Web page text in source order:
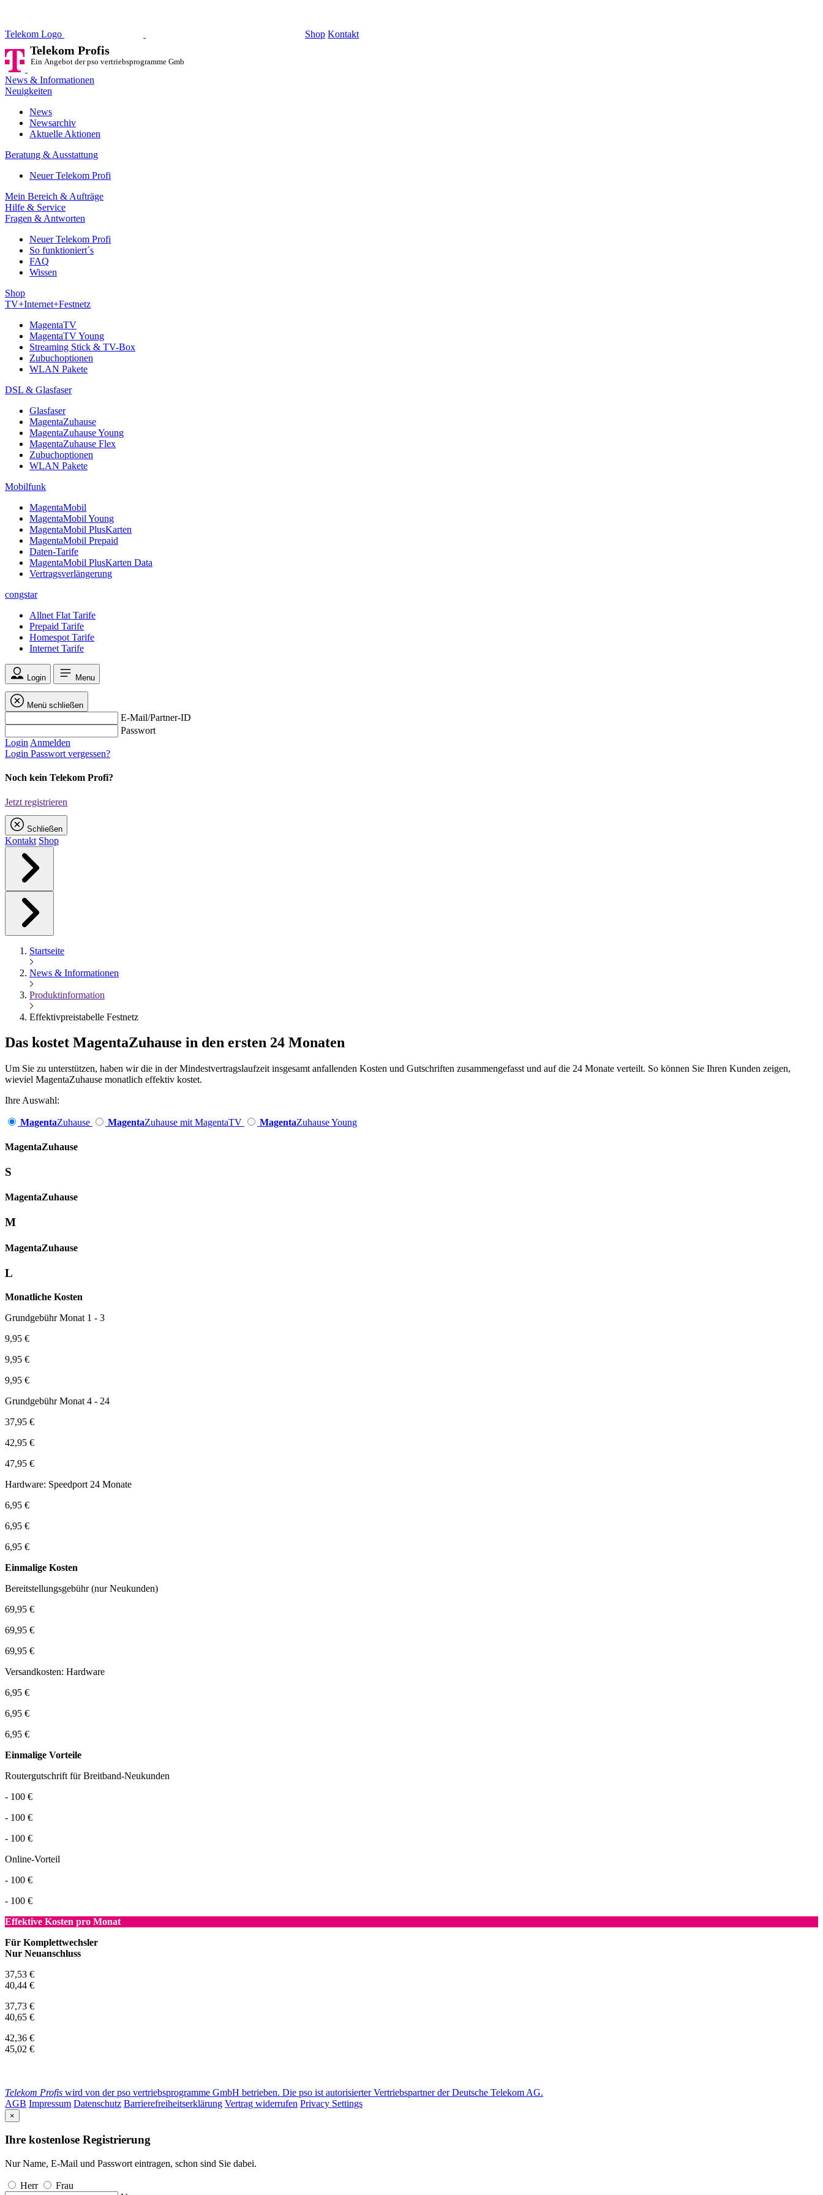
Telekom Logo Shop Kontakt
Telekom Profis
Ein Angebot der pso vertriebsprogramme GmbH
News & Informationen
Neuigkeiten
News
Newsarchiv
Aktuelle Aktionen
Beratung & Ausstattung
Neuer Telekom Profi
Mein Bereich & Aufträge
Hilfe & Service
Fragen & Antworten
Neuer Telekom Profi
So funktioniert´s
FAQ
Wissen
Shop
TV+Internet+Festnetz
MagentaTV
MagentaTV Young
Streaming Stick & TV-Box
Zubuchoptionen
WLAN Pakete
DSL & Glasfaser
Glasfaser
MagentaZuhause
MagentaZuhause Young
MagentaZuhause Flex
Zubuchoptionen
WLAN Pakete
Mobilfunk
MagentaMobil
MagentaMobil Young
MagentaMobil PlusKarten
MagentaMobil Prepaid
Daten-Tarife
MagentaMobil PlusKarten Data
Vertragsverlängerung
congstar
Allnet Flat Tarife
Prepaid Tarife
Homespot Tarife
Internet Tarife
Login Menu
Menü schließen
E-Mail/Partner-ID
Passwort
Login Anmelden
Login Passwort vergessen?
Noch kein Telekom Profi?
Jetzt registrieren
Schließen
Kontakt Shop
Startseite
News & Informationen
Produktinformation
Effektivpreistabelle Festnetz
Das kostet MagentaZuhause in den ersten 24 Monaten
Um Sie zu unterstützen, haben wir die in der Mindestvertragslaufzeit insgesamt anfallenden Kosten und Gutschriften zusammengefasst und auf die 24 Monate verteilt. So können Sie Ihren Kunden zeigen,
wieviel MagentaZuhause monatlich effektiv kostet.
Ihre Auswahl:
MagentaZuhause MagentaZuhause mit MagentaTV MagentaZuhause Young
Magenta­Zuhause
S
Magenta­Zuhause
M
Magenta­Zuhause
L
Monatliche Kosten
Grundgebühr Monat 1 - 3
9,95 €
9,95 €
9,95 €
Grundgebühr Monat 4 - 24
37,95 €
42,95 €
47,95 €
Hardware: Speedport 24 Monate
6,95 €
6,95 €
6,95 €
Einmalige Kosten
Bereitstellungsgebühr (nur Neukunden)
69,95 €
69,95 €
69,95 €
Versandkosten: Hardware
6,95 €
6,95 €
6,95 €
Einmalige Vorteile
Routergutschrift für Breitband-Neukunden
- 100 €
- 100 €
- 100 €
Online-Vorteil
- 100 €
- 100 €
Effektive Kosten pro Monat
Für Komplettwechsler
Nur Neuanschluss
37,53 €
40,44 €
37,73 €
40,65 €
42,36 €
45,02 €
Telekom Profis wird von der pso vertriebsprogramme GmbH betrieben. Die pso ist autorisierter Vertriebspartner der Deutsche Telekom AG.
AGB Impressum Datenschutz Barrierefreiheitserklärung Vertrag widerrufen Privacy Settings
×
Ihre kostenlose Registrierung
Nur Name, E-Mail und Passwort eintragen, schon sind Sie dabei.
Herr
Frau